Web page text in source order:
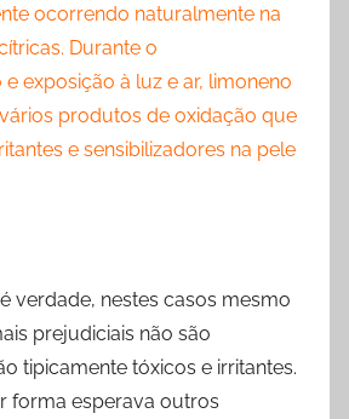
ocorrendo naturalmente na
Durante o
exposição à luz e ar, limoneno
produtos de oxidação que
e sensibilizadores na pele
verdade, nestes casos mesmo
prejudiciais não são
tipicamente tóxicos e irritantes.
forma esperava outros